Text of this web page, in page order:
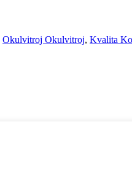
Okulvitroj Okulvitroj, Kvalita